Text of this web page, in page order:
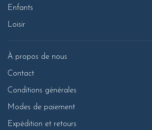
Enfants
Loisir
À propos de nous
Contact
Conditions générales
Modes de paiement
Expédition et retours